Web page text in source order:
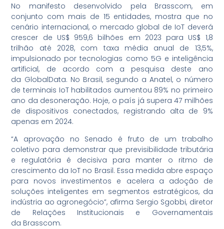
No manifesto desenvolvido pela Brasscom, em
conjunto com mais de 15 entidades, mostra que no
cenário internacional, o mercado global de IoT deverá
crescer de US$ 959,6 bilhões em 2023 para US$ 1,8
trilhão até 2028, com taxa média anual de 13,5%,
impulsionado por tecnologias como 5G e inteligência
artificial, de acordo com a pesquisa deste ano
da GlobalData. No Brasil, segundo a Anatel, o número
de terminais IoT habilitados aumentou 89% no primeiro
ano da desoneração. Hoje, o país já supera 47 milhões
de dispositivos conectados, registrando alta de 9%
apenas em 2024.
“A aprovação no Senado é fruto de um trabalho
coletivo para demonstrar que previsibilidade tributária
e regulatória é decisiva para manter o ritmo de
crescimento da IoT no Brasil. Essa medida abre espaço
para novos investimentos e acelera a adoção de
soluções inteligentes em segmentos estratégicos, da
indústria ao agronegócio”, afirma Sergio Sgobbi, diretor
de Relações Institucionais e Governamentais
da Brasscom.